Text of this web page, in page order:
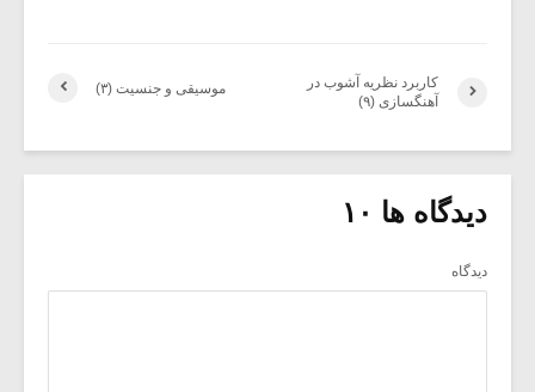
موسیقی و جنسیت (۳)
کاربرد نظریه آشوب در
آهنگسازی (۹)
دیدگاه ها ۱۰
دیدگاه